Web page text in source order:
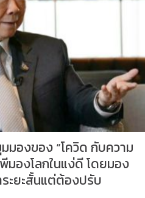
มองของ “โควิด กับความ
มองโลกในแง่ดี โดยมอง
ะยะสั้นแต่ต้องปรับ